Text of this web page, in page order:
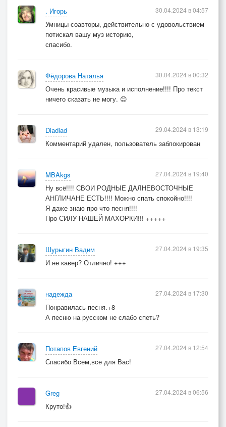
. Игорь
Умницы соавторы, действительно с удовольствием
потискал вашу муз историю,
спасибо.
30.04.2024 в 04:57
Фёдорова Наталья
Очень красивые музыка и исполнение!!!! Про текст
ничего сказать не могу. 😊
30.04.2024 в 00:32
Diadiad
Комментарий удален, пользователь заблокирован
29.04.2024 в 13:19
MBAkgs
Ну всё!!!! СВОИ РОДНЫЕ ДАЛНЕВОСТОЧНЫЕ
АНГЛИЧАНЕ ЕСТЬ!!!! Можно спать спокойно!!!!
Я даже знаю про что песня!!!!
Про СИЛУ НАШЕЙ МАХОРКИ!!! +++++
27.04.2024 в 19:40
Шурыгин Вадим
И не кавер? Отлично! +++
27.04.2024 в 19:35
надежда
Понравилась песня.+8
А песню на русском не слабо спеть?
27.04.2024 в 17:30
Потапов Евгений
Спасибо Всем,все для Вас!
27.04.2024 в 12:54
Greg
Круто!👍
27.04.2024 в 06:56